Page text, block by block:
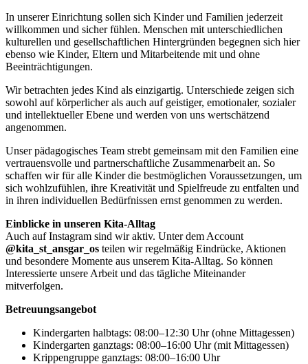
In unserer Einrichtung sollen sich Kinder und Familien jederzeit
willkommen und sicher fühlen. Menschen mit unterschiedlichen
kulturellen und gesellschaftlichen Hintergründen begegnen sich hier
ebenso wie Kinder, Eltern und Mitarbeitende mit und ohne
Beeinträchtigungen.
Wir betrachten jedes Kind als einzigartig. Unterschiede zeigen sich
sowohl auf körperlicher als auch auf geistiger, emotionaler, sozialer
und intellektueller Ebene und werden von uns wertschätzend
angenommen.
Unser pädagogisches Team strebt gemeinsam mit den Familien eine
vertrauensvolle und partnerschaftliche Zusammenarbeit an. So
schaffen wir für alle Kinder die bestmöglichen Voraussetzungen, um
sich wohlzufühlen, ihre Kreativität und Spielfreude zu entfalten und
in ihren individuellen Bedürfnissen ernst genommen zu werden.
Einblicke in unseren Kita-Alltag
Auch auf Instagram sind wir aktiv. Unter dem Account
@kita_st_ansgar_os teilen wir regelmäßig Eindrücke, Aktionen
und besondere Momente aus unserem Kita-Alltag. So können
Interessierte unsere Arbeit und das tägliche Miteinander
mitverfolgen.
Betreuungsangebot
Kindergarten halbtags: 08:00–12:30 Uhr (ohne Mittagessen)
Kindergarten ganztags: 08:00–16:00 Uhr (mit Mittagessen)
Krippengruppe ganztags: 08:00–16:00 Uhr